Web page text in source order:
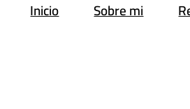
Inicio Sobre mi